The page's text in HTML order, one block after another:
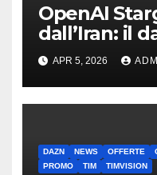
OpenAI
dall’Iran: il
mirino
APR 5, 2026
DAZN NEWS OFFERTE
PROMO
TIM TIMVISION